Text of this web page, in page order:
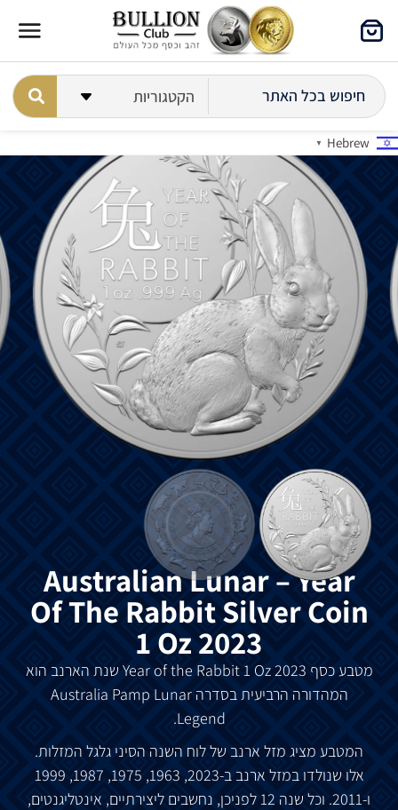
Hebrew
▼
Australian Lunar – Year
Of The Rabbit Silver Coin
1 Oz 2023
מטבעכסף שנת הארנב הוא
המהדורה הרביעיתבסדרה Australia Pamp Lunar
Legend.
המטבע מציג מזל ארנב שללוח השנה הסיני גלגל המזלות.
אלו שנולדו במזל ארנב ב-2023, 1963, 1975, 1987, 1999
ו-2011. וכל שנה לפניכן, נחשבים ליצירתיים, אינטליגנטים,